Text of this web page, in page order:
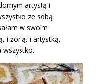
artystą i
ze sobą
w swoim
i żoną, i artystką,
wszystko.